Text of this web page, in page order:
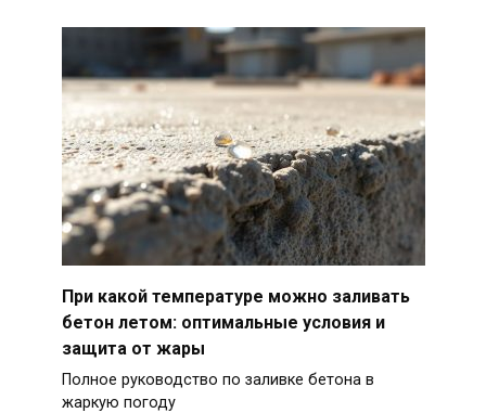
При какой температуре можно заливать
бетон летом: оптимальные условия и
защита от жары
Полное руководство по заливке бетона в
жаркую погоду